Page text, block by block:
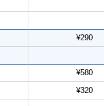
¥290
¥580
¥320